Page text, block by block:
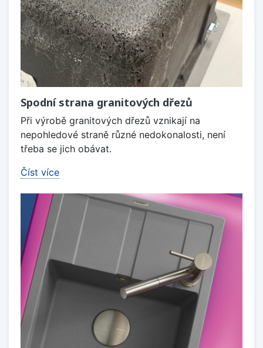
Spodní strana granitových dřezů
Při výrobě granitových dřezů vznikají na
nepohledové straně různé nedokonalosti, není
třeba se jich obávat.
Číst více